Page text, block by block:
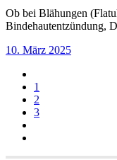
Ob bei Blähungen
Bindehautentzündung,
10. März 2025
1
2
3